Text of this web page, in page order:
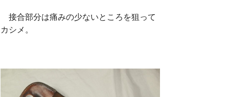
接合部分は痛みの少ないところを狙って
カシメ。